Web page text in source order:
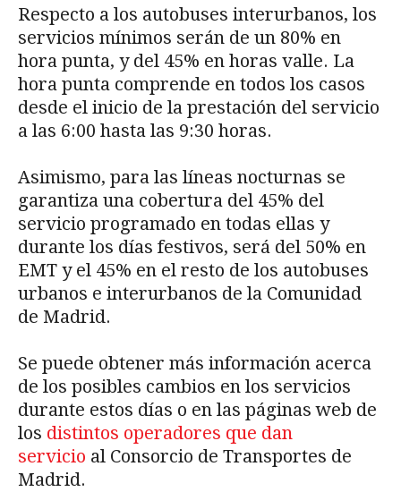
Respecto a los autobuses interurbanos, los
servicios mínimos serán de un 80% en
hora punta, y del 45% en horas valle. La
hora punta comprende en todos los casos
desde el inicio de la prestación del servicio
a las 6:00 hasta las 9:30 horas.
Asimismo, para las líneas nocturnas se
garantiza una cobertura del 45% del
servicio programado en todas ellas y
durante los días festivos, será del 50% en
EMT y el 45% en el resto de los autobuses
urbanos e interurbanos de la Comunidad
de Madrid.
Se puede obtener más información acerca
de los posibles cambios en los servicios
durante estos días o en las páginas web de
los distintos operadores que dan
servicio al Consorcio de Transportes de
Madrid.